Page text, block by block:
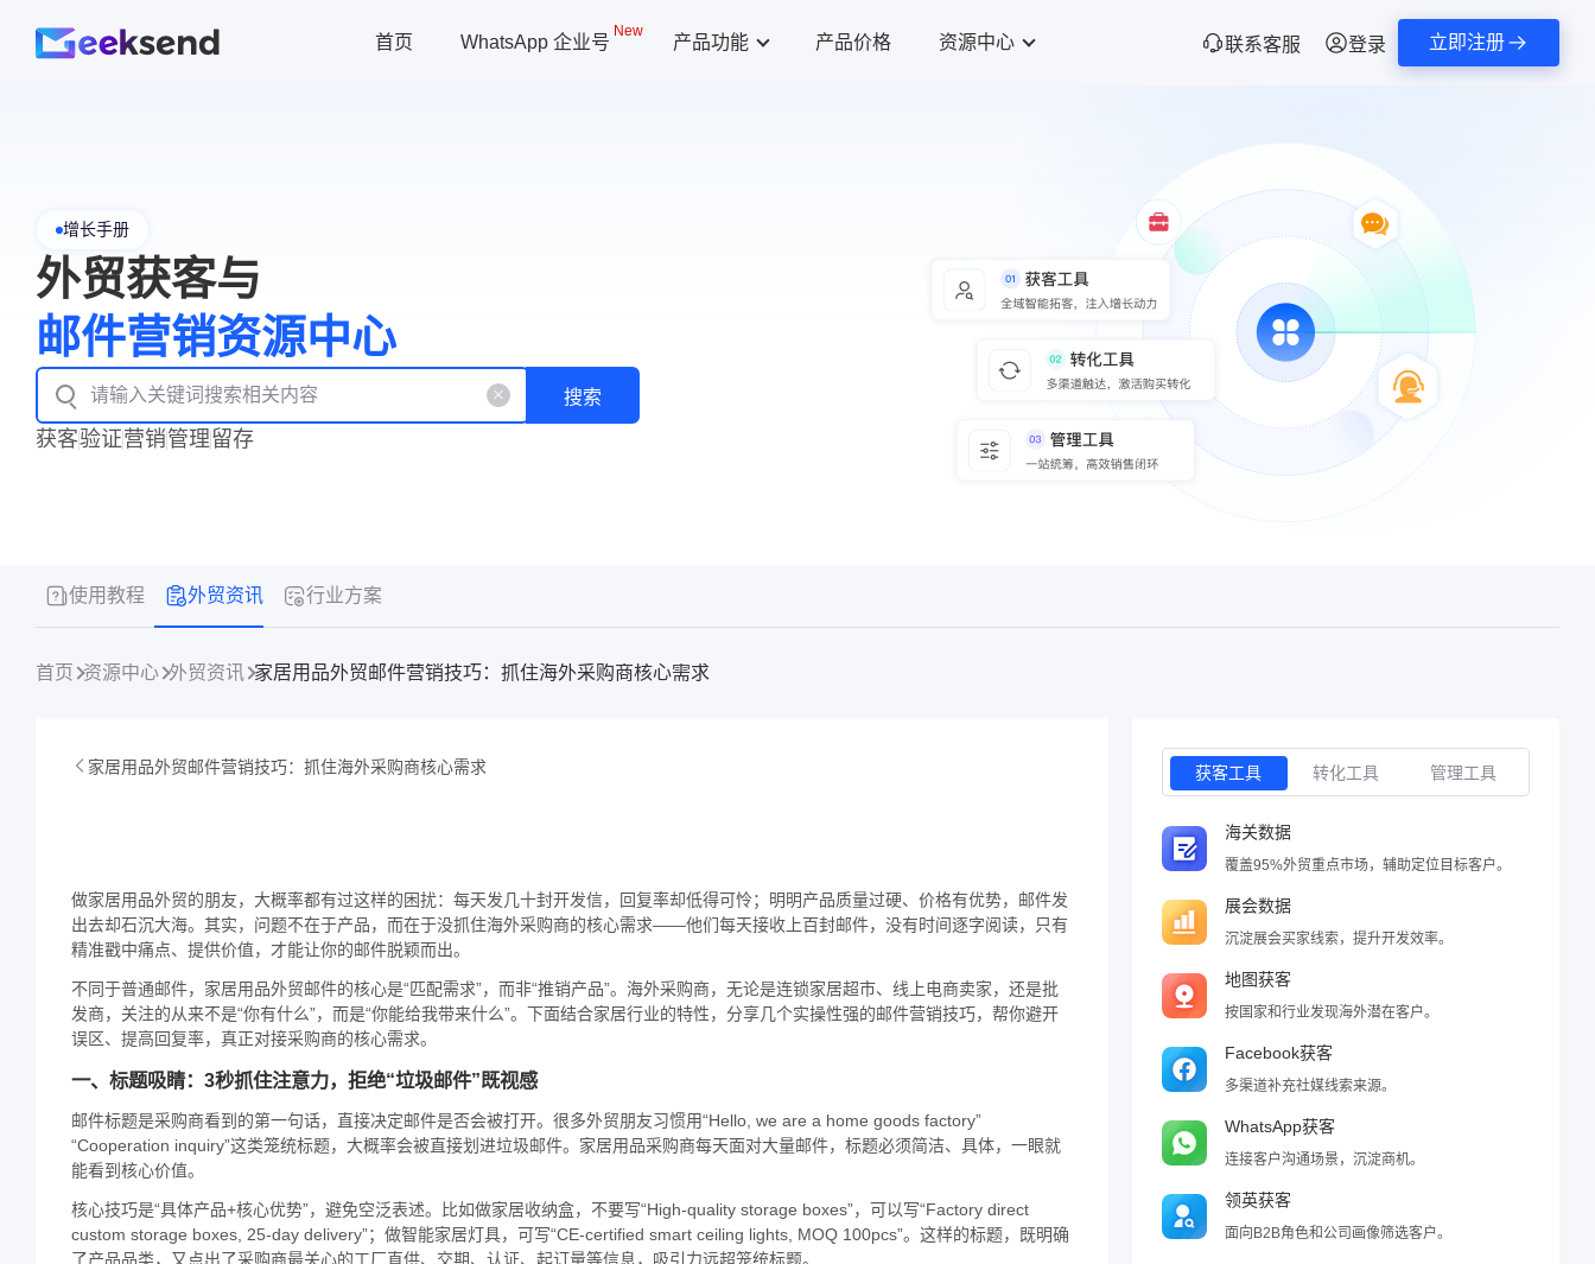
首页 WhatsApp 企业号
New
产品功能 产品价格 资源中心 联系客服 登录 立即注册
增长手册
外贸获客与
邮件营销资源中心
搜索
获客验证营销管理留存
使用教程 外贸资讯 行业方案
首页 资源中心 外贸资讯 家居用品外贸邮件营销技巧：抓住海外采购商核心需求
家居用品外贸邮件营销技巧：抓住海外采购商核心需求
做家居用品外贸的朋友，大概率都有过这样的困扰：每天发几十封开发信，回复率却低得可怜；明明产品质量过硬、价格有优势，邮件发
出去却石沉大海。其实，问题不在于产品，而在于没抓住海外采购商的核心需求——他们每天接收上百封邮件，没有时间逐字阅读，只有
精准戳中痛点、提供价值，才能让你的邮件脱颖而出。
不同于普通邮件，家居用品外贸邮件的核心是“匹配需求”，而非“推销产品”。海外采购商，无论是连锁家居超市、线上电商卖家，还是批
发商，关注的从来不是“你有什么”，而是“你能给我带来什么”。下面结合家居行业的特性，分享几个实操性强的邮件营销技巧，帮你避开
误区、提高回复率，真正对接采购商的核心需求。
一、标题吸睛：3秒抓住注意力，拒绝“垃圾邮件”既视感
邮件标题是采购商看到的第一句话，直接决定邮件是否会被打开。很多外贸朋友习惯用“Hello, we are a home goods factory”
“Cooperation inquiry”这类笼统标题，大概率会被直接划进垃圾邮件。家居用品采购商每天面对大量邮件，标题必须简洁、具体，一眼就
能看到核心价值。
核心技巧是“具体产品+核心优势”，避免空泛表述。比如做家居收纳盒，不要写“High-quality storage boxes”，可以写“Factory direct
custom storage boxes, 25-day delivery”；做智能家居灯具，可写“CE-certified smart ceiling lights, MOQ 100pcs”。这样的标题，既明确
了产品品类，又点出了采购商最关心的工厂直供、交期、认证、起订量等信息，吸引力远超笼统标题。
获客工具 转化工具 管理工具
海关数据
覆盖95%外贸重点市场，辅助定位目标客户。
展会数据
沉淀展会买家线索，提升开发效率。
地图获客
按国家和行业发现海外潜在客户。
Facebook获客
多渠道补充社媒线索来源。
WhatsApp获客
连接客户沟通场景，沉淀商机。
领英获客
面向B2B角色和公司画像筛选客户。